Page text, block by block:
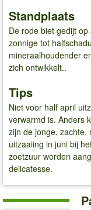
Standplaats
De rode biet gedijt
zonnige tot
mineraalhoudender
zich ontwikkelt..
Tips
Niet voor half april
verwarmd is. Anders
zijn de jonge, zachte,
uitzaaiing in juni bij
zoetzuur worden
delicatesse.